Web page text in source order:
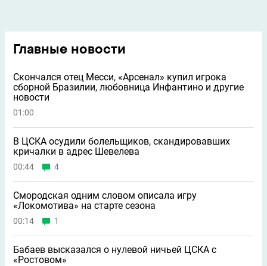
Главные новости
Скончался отец Месси, «Арсенал» купил игрока
сборной Бразилии, любовница Инфантино и другие
новости
01:00
В ЦСКА осудили болельщиков, скандировавших
кричалки в адрес Шевелева
00:44 4
Смородская одним словом описала игру
«Локомотива» на старте сезона
00:14 1
Бабаев высказался о нулевой ничьей ЦСКА с
«Ростовом»